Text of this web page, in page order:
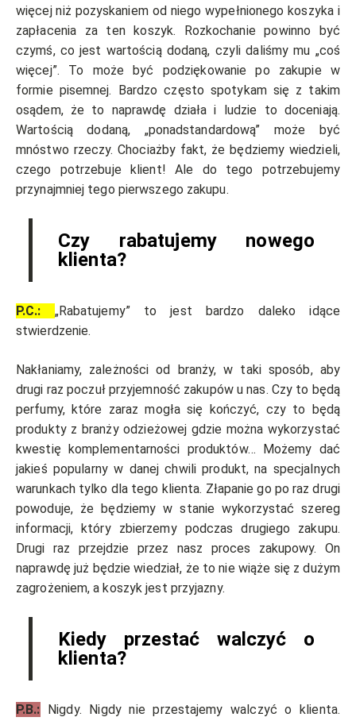
więcej niż pozyskaniem od niego wypełnionego koszyka i
zapłacenia za ten koszyk. Rozkochanie powinno być
czymś, co jest wartością dodaną, czyli daliśmy mu „coś
więcej”. To może być podziękowanie po zakupie w
formie pisemnej. Bardzo często spotykam się z takim
osądem, że to naprawdę działa i ludzie to doceniają.
Wartością dodaną, „ponadstandardową” może być
mnóstwo rzeczy. Chociażby fakt, że będziemy wiedzieli,
czego potrzebuje klient! Ale do tego potrzebujemy
przynajmniej tego pierwszego zakupu.
Czy rabatujemy nowego
klienta?
P.C.: „Rabatujemy” to jest bardzo daleko idące
stwierdzenie.
Nakłaniamy, zależności od branży, w taki sposób, aby
drugi raz poczuł przyjemność zakupów u nas. Czy to będą
perfumy, które zaraz mogła się kończyć, czy to będą
produkty z branży odzieżowej gdzie można wykorzystać
kwestię komplementarności produktów… Możemy dać
jakieś popularny w danej chwili produkt, na specjalnych
warunkach tylko dla tego klienta. Złapanie go po raz drugi
powoduje, że będziemy w stanie wykorzystać szereg
informacji, który zbierzemy podczas drugiego zakupu.
Drugi raz przejdzie przez nasz proces zakupowy. On
naprawdę już będzie wiedział, że to nie wiąże się z dużym
zagrożeniem, a koszyk jest przyjazny.
Kiedy przestać walczyć o
klienta?
P.B.: Nigdy. Nigdy nie przestajemy walczyć o klienta.